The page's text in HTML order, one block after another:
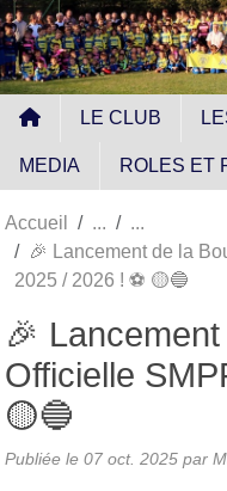
LE CLUB
MEDIA ROLES ET
Accueil
🎉 Lancement de la
2025 / 2026 ! ⚽️ 🟡🔵
🎉
Officielle
🟡🔵
Publiée le 07 oct. 2025 par
Panneau de gestion des